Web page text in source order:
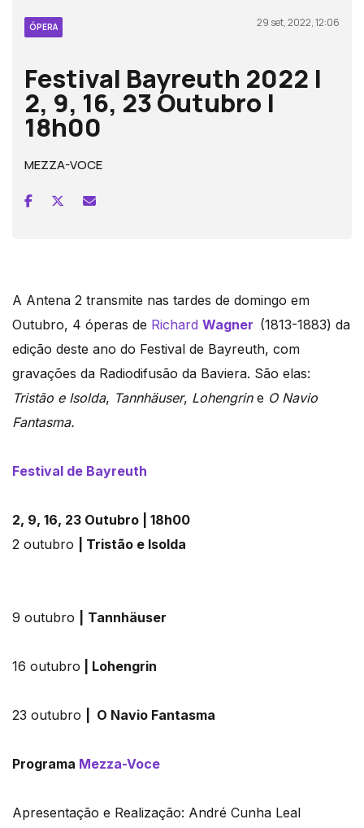
ÓPERA 29 set, 2022, 12:06
Festival Bayreuth 2022 |
2, 9, 16, 23 Outubro |
18h00
MEZZA-VOCE
A Antena 2 transmite nas tardes de domingo em
Outubro, 4 óperas de Richard Wagner (1813-1883) da
edição deste ano do Festival de Bayreuth, com
gravações da Radiodifusão da Baviera. São elas:
Tristão e Isolda, Tannhäuser, Lohengrine O Navio
Fantasma.
Festival de Bayreuth
2, 9, 16, 23 Outubro | 18h00
2 outubro
| Tristão e Isolda
9 outubro Tannhäuser
16 outubro | Lohengrin
23 outubro | O Navio Fantasma
Programa Mezza-Voce
Apresentação e Realização: André Cunha Leal